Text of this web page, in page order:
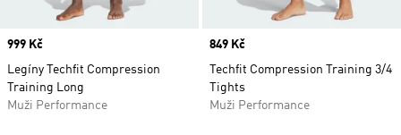
Price
999 Kč
Legíny Techfit Compression
Training Long
Muži Performance
Price
849 Kč
Techfit Compression Training 3/4
Tights
Muži Performance